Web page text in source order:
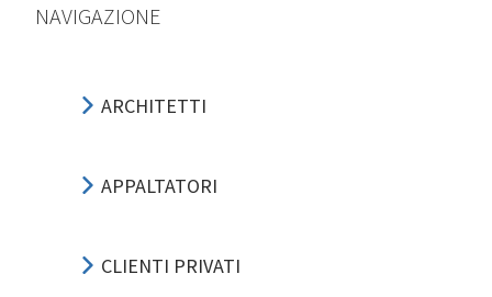
NAVIGAZIONE
ARCHITETTI
APPALTATORI
CLIENTI PRIVATI